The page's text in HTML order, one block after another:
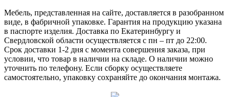
Мебель, представленная на сайте, доставляется в разобранном
виде, в фабричной упаковке. Гарантия на продукцию указана
в паспорте изделия. Доставка по Екатеринбургу и
Свердловской области осуществляется с пн – пт до 22:00.
Срок доставки 1-2 дня с момента совершения заказа, при
условии, что товар в наличии на складе. О наличии можно
уточнить по телефону. Если сборку осуществляете
самостоятельно, упаковку сохраняйте до окончания монтажа.